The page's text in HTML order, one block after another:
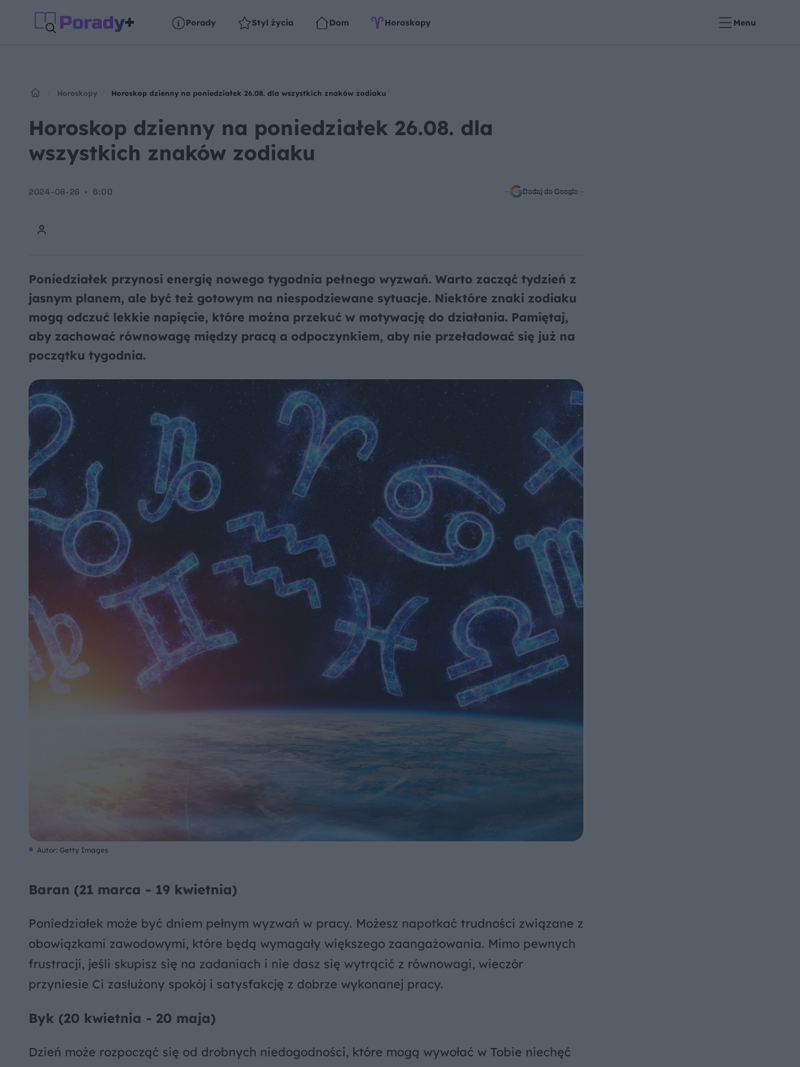
Porady Styl życia Dom Horoskopy Menu
Horoskopy Horoskop dzienny na poniedziałek 26.08. dla wszystkich znaków zodiaku
Horoskop dzienny na poniedziałek 26.08. dla
wszystkich znaków zodiaku
2024-08-26 6:00 Dodaj do Google
Poniedziałek przynosi energię nowego tygodnia pełnego wyzwań. Warto zacząć tydzień z
jasnym planem, ale być też gotowym na niespodziewane sytuacje. Niektóre znaki zodiaku
mogą odczuć lekkie napięcie, które można przekuć w motywację do działania. Pamiętaj,
aby zachować równowagę między pracą a odpoczynkiem, aby nie przeładować się już na
początku tygodnia.
Autor: Getty Images
Baran (21 marca - 19 kwietnia)
Poniedziałek może być dniem pełnym wyzwań w pracy. Możesz napotkać trudności związane z
obowiązkami zawodowymi, które będą wymagały większego zaangażowania. Mimo pewnych
frustracji, jeśli skupisz się na zadaniach i nie dasz się wytrącić z równowagi, wieczór
przyniesie Ci zasłużony spokój i satysfakcję z dobrze wykonanej pracy.
Byk (20 kwietnia - 20 maja)
Dzień może rozpocząć się od drobnych niedogodności, które mogą wywołać w Tobie niechęć